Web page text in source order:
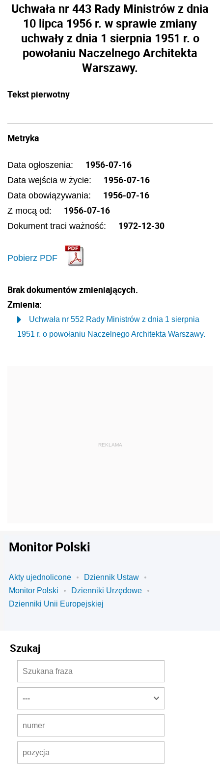
Uchwała nr 443 Rady Ministrów z dnia
10 lipca 1956 r. w sprawie zmiany
uchwały z dnia 1 sierpnia 1951 r. o
powołaniu Naczelnego Architekta
Warszawy.
Tekst pierwotny
Metryka
Data ogłoszenia: 1956-07-16
Data wejścia w życie: 1956-07-16
Data obowiązywania: 1956-07-16
Z mocą od: 1956-07-16
Dokument traci ważność: 1972-12-30
Pobierz PDF
Brak dokumentów zmieniających.
Zmienia:
Uchwała nr 552 Rady Ministrów z dnia 1 sierpnia
1951 r. o powołaniu Naczelnego Architekta Warszawy.
Monitor Polski
Akty ujednolicone
Dziennik Ustaw
Monitor Polski
Dzienniki Urzędowe
Dzienniki Unii Europejskiej
Szukaj